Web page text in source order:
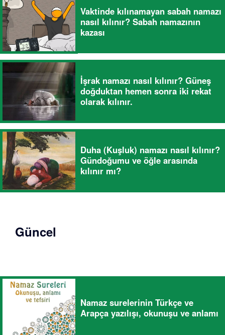
Vaktinde kılınamayan sabah namazı
nasıl kılınır? Sabah namazının
kazası
İşrak namazı nasıl kılınır? Güneş
doğduktan hemen sonra iki rekat
olarak kılınır.
Duha (Kuşluk) namazı nasıl kılınır?
Gündoğumu ve öğle arasında
kılınır mı?
Güncel
Namaz surelerinin Türkçe ve
Arapça yazılışı, okunuşu ve anlamı